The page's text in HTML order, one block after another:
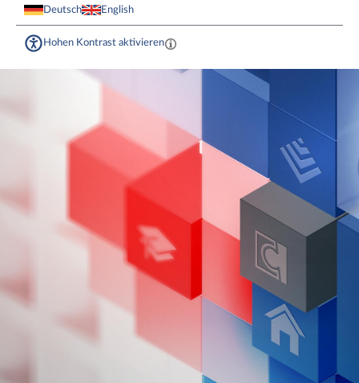
Deutsch English
Hohen Kontrast aktivieren